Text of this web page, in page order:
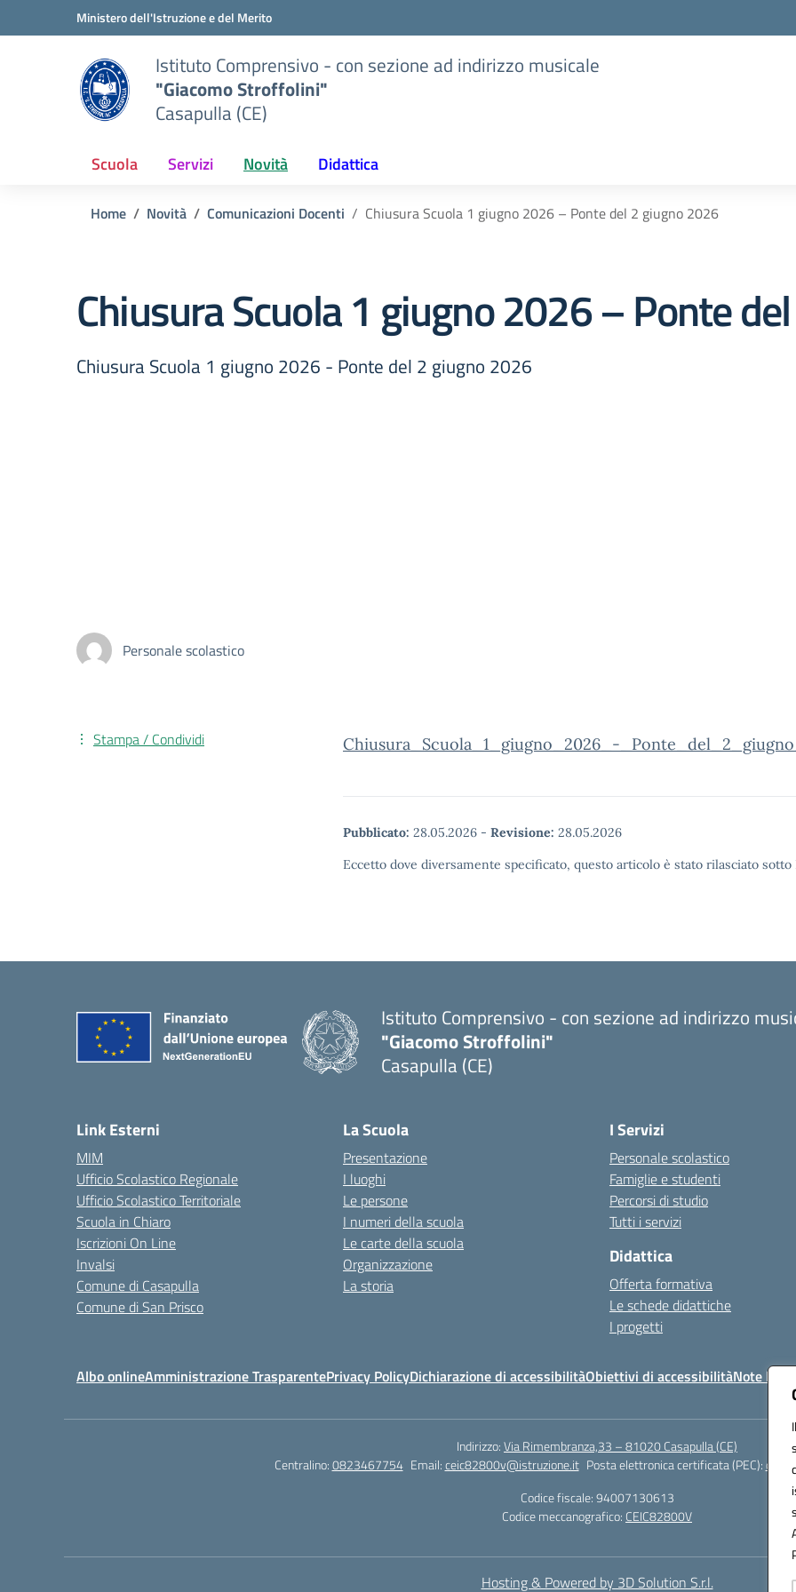
Vai ai contenuti
Vai al menu di navigazioneMinistero dell'Istruzione e del Merito
Istituto Comprensivo - con sezione ad indirizzo musicale
"Giacomo Stroffolini"
Casapulla (CE)
Scuola Servizi Novità Didattica
Home Novità Comunicazioni Docenti Chiusura Scuola 1 giugno 2026 – Ponte del 2 giugno 2026
Chiusura Scuola 1 giugno 2026 – Ponte
Chiusura Scuola 1 giugno 2026 - Ponte del 2 giugno 2026
Personale scolastico
Chiusura_Scuola_1_giugno_2026_-
Pubblicato: 28.05.2026 - Revisione: 28.05.2026
Eccetto dove diversamente specificato, questo articolo è stato rilasciato
Stampa / Condividi
Istituto Comprensivo - con sezione ad indirizzo
"Giacomo Stroffolini"
Casapulla (CE)
Link Esterni
MIM
Ufficio Scolastico Regionale
Ufficio Scolastico Territoriale
Scuola in Chiaro
Iscrizioni On Line
Invalsi
Comune di Casapulla
Comune di San Prisco
La Scuola
Presentazione
I luoghi
Le persone
I numeri della scuola
Le carte della scuola
Organizzazione
La storia
I Servizi
Personale scolastico
Famiglie e studenti
Percorsi di studio
Tutti i servizi
Didattica
Offerta formativa
Le schede didattiche
I progetti
Albo onlineAmministrazione TrasparentePrivacy PolicyDichiarazione di accessibilitàObiettivi di accessibilitàNote legali
Indirizzo:Via Rimembranza,33 – 81020 Casapulla (CE)
Centralino:0823467754 Email:ceic82800v@istruzione.it Posta elettronica certificata (PEC):
Codice fiscale: 94007130613
Codice meccanografico: CEIC82800V
Hosting & Powered by 3D Solution S.r.l.